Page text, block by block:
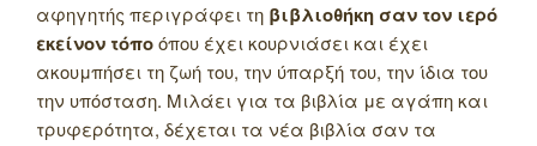
αφηγητής περιγράφει τη βιβλιοθήκη σαν τον ιερό
εκείνον τόποόπου έχει κουρνιάσει και έχει
ακουμπήσει τη ζωή του, την ύπαρξή του, την ίδια του
την υπόσταση. Μιλάει για τα βιβλία με αγάπη και
τρυφερότητα, δέχεται τα νέα βιβλία σαν τα